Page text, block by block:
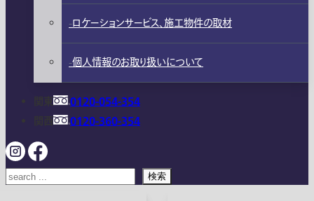
ロケーションサービス、施工物件の取材
個人情報のお取り扱いについて
0120-054-354
0120-360-354
検索